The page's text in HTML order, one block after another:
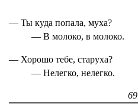
— Ты куда попала, муха?
— В молоко, в молоко.
— Хорошо тебе, старуха?
— Нелегко, нелегко.
69